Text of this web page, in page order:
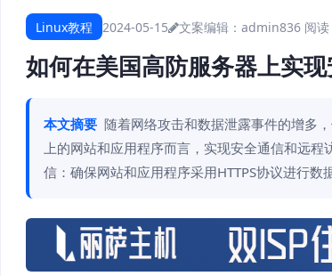
Linux教程 2024-05-15 文案编辑：admin836 阅读
如何在美国高防服务器上实
本文摘要 随着网络攻击和数据泄露事件的增多
上的网站和应用程序而言，实现安全通信和远程
信：确保网站和应用程序采用HTTPS协议进行数